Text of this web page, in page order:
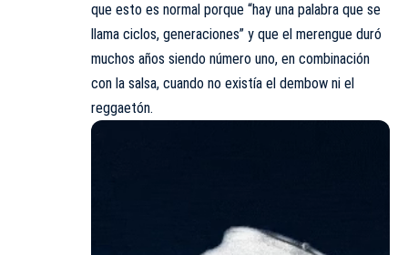
que esto es normal porque “hay una palabra que se
llama ciclos, generaciones” y que el merengue duró
muchos años siendo número uno, en combinación
con la salsa, cuando no existía el dembow ni el
reggaetón.